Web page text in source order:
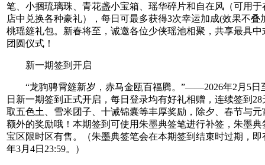
笔、小捆琉璃珠、青花盏小宝箱、瑶华碎片和自在风（可用于
店中兑换各种豪礼），每日可最多获得3次幸运加成(效果不叠
桃瑶筵礼包。新春将至，诚邀各位少侠瑶池相聚，共享最具中
团圆仪式！
新一期签到开启
“龙驹骋霄筵新岁，赤马金瓯百福腾。”——2026年2月5日
日新一期签到正式开启，每日登录均有好礼相赠，连续签到
取五色土、雪米团子、十诫锦囊等丰厚奖励，除夕、春节与元
额外的奖励哦！本期签到可使用朱墨典签笔进行补签，朱墨典
宝区限时区有售。（朱墨典签笔会在本期签到结束时过期，即
年3月4日23:59。）